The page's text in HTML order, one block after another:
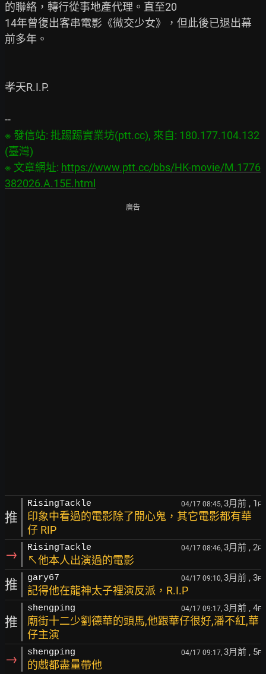
的聯絡，轉行從事地產代理。直至20
14年曾復出客串電影《微交少女》，但此後已退出幕
前多年。
孝天R.I.P.
※ 發信站: 批踢踢實業坊(ptt.cc), 來自: 180.177.104.132
(臺灣)
※ 文章網址: https://www.ptt.cc/bbs/HK-movie/M.1776
382026.A.15E.html
廣告
推
RisingTackle 04/17 08:45, 3月前 , 1 F
印象中看過的電影除了開心鬼，其它電影都有華
仔 RIP
→ RisingTackle 04/17 08:46, 3月前 , 2F
↖他本人出演過的電影
推 gary67 04/17 09:10, 3月前 , 3F
記得他在龍神太子裡演反派，R.I.P
推
shengping 04/17 09:17, 3月前 , 4F
廟街十二少劉德華的頭馬,他跟華仔很好,潘不紅,華
仔主演
→ shengping 04/17 09:17, 3月前 , 5F
的戲都盡量帶他